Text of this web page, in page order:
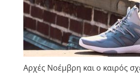
Αρχές Νοέμβρη και ο καιρός